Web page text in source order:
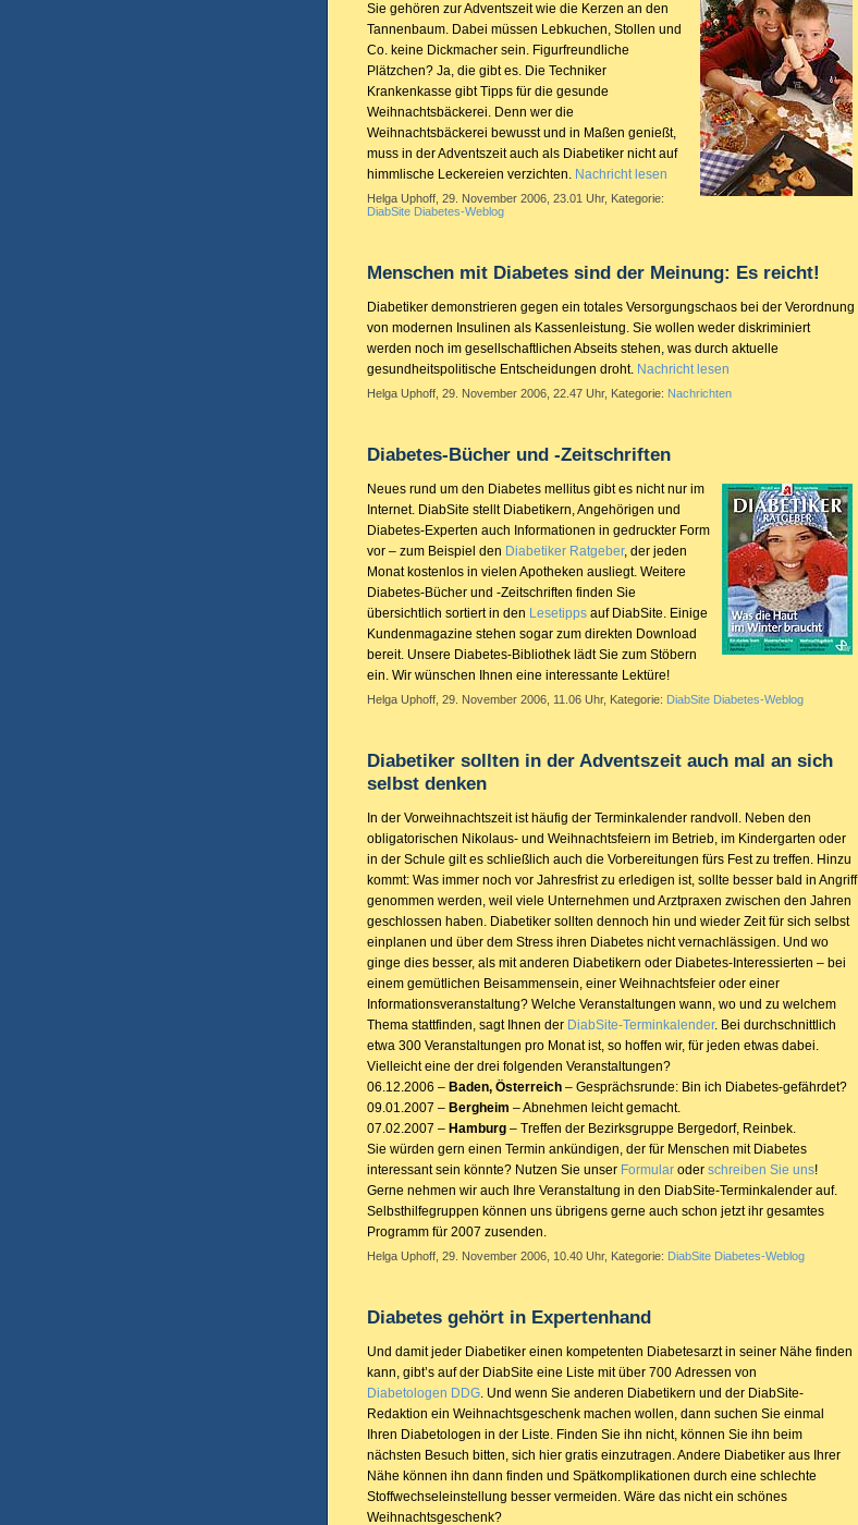
Sie gehören zur Adventszeit wie die Kerzen an den
Tannenbaum. Dabei müssen Lebkuchen, Stollen und
Co. keine Dickmacher sein. Figurfreundliche
Plätzchen? Ja, die gibt es. Die Techniker
Krankenkasse gibt Tipps für die gesunde
Weihnachtsbäckerei. Denn wer die
Weihnachtsbäckerei bewusst und in Maßen genießt,
muss in der Adventszeit auch als Diabetiker nicht auf
himmlische Leckereien verzichten. Nachricht lesen
Helga Uphoff, 29. November 2006, 23.01 Uhr, Kategorie:
DiabSite Diabetes-Weblog
Menschen mit Diabetes sind der Meinung: Es reicht!
Diabetiker demonstrieren gegen ein totales Versorgungschaos bei der Verordnung
von modernen Insulinen als Kassenleistung. Sie wollen weder diskriminiert
werden noch im gesellschaftlichen Abseits stehen, was durch aktuelle
gesundheitspolitische Entscheidungen droht. Nachricht lesen
Helga Uphoff, 29. November 2006, 22.47 Uhr, Kategorie: Nachrichten
Diabetes-Bücher und -Zeitschriften
Neues rund um den Diabetes mellitus gibt es nicht nur im
Internet. DiabSite stellt Diabetikern, Angehörigen und
Diabetes-Experten auch Informationen in gedruckter Form
vor – zum Beispiel den Diabetiker Ratgeber, der jeden
Monat kostenlos in vielen Apotheken ausliegt. Weitere
Diabetes-Bücher und -Zeitschriften finden Sie
übersichtlich sortiert in den Lesetipps auf DiabSite. Einige
Kundenmagazine stehen sogar zum direkten Download
bereit. Unsere Diabetes-Bibliothek lädt Sie zum Stöbern
ein. Wir wünschen Ihnen eine interessante Lektüre!
Helga Uphoff, 29. November 2006, 11.06 Uhr, Kategorie: DiabSite Diabetes-Weblog
Diabetiker sollten in der Adventszeit auch mal an sich
selbst denken
In der Vorweihnachtszeit ist häufig der Terminkalender randvoll. Neben den
obligatorischen Nikolaus- und Weihnachtsfeiern im Betrieb, im Kindergarten oder
in der Schule gilt es schließlich auch die Vorbereitungen fürs Fest zu treffen. Hinzu
kommt: Was immer noch vor Jahresfrist zu erledigen ist, sollte besser bald in Angriff
genommen werden, weil viele Unternehmen und Arztpraxen zwischen den Jahren
geschlossen haben. Diabetiker sollten dennoch hin und wieder Zeit für sich selbst
einplanen und über dem Stress ihren Diabetes nicht vernachlässigen. Und wo
ginge dies besser, als mit anderen Diabetikern oder Diabetes-Interessierten – bei
einem gemütlichen Beisammensein, einer Weihnachtsfeier oder einer
Informationsveranstaltung? Welche Veranstaltungen wann, wo und zu welchem
Thema stattfinden, sagt Ihnen der DiabSite-Terminkalender. Bei durchschnittlich
etwa 300 Veranstaltungen pro Monat ist, so hoffen wir, für jeden etwas dabei.
Vielleicht eine der drei folgenden Veranstaltungen?
06.12.2006 – Baden, Österreich – Gesprächsrunde: Bin ich Diabetes-gefährdet?
09.01.2007 – Bergheim – Abnehmen leicht gemacht.
07.02.2007 – Hamburg – Treffen der Bezirksgruppe Bergedorf, Reinbek.
Sie würden gern einen Termin ankündigen, der für Menschen mit Diabetes
interessant sein könnte? Nutzen Sie unser Formular oder schreiben Sie uns!
Gerne nehmen wir auch Ihre Veranstaltung in den DiabSite-Terminkalender auf.
Selbsthilfegruppen können uns übrigens gerne auch schon jetzt ihr gesamtes
Programm für 2007 zusenden.
Helga Uphoff, 29. November 2006, 10.40 Uhr, Kategorie: DiabSite Diabetes-Weblog
Diabetes gehört in Expertenhand
Und damit jeder Diabetiker einen kompetenten Diabetesarzt in seiner Nähe finden
kann, gibt’s auf der DiabSite eine Liste mit über 700 Adressen von
Diabetologen DDG. Und wenn Sie anderen Diabetikern und der DiabSite-
Redaktion ein Weihnachtsgeschenk machen wollen, dann suchen Sie einmal
Ihren Diabetologen in der Liste. Finden Sie ihn nicht, können Sie ihn beim
nächsten Besuch bitten, sich hier gratis einzutragen. Andere Diabetiker aus Ihrer
Nähe können ihn dann finden und Spätkomplikationen durch eine schlechte
Stoffwechseleinstellung besser vermeiden. Wäre das nicht ein schönes
Weihnachtsgeschenk?